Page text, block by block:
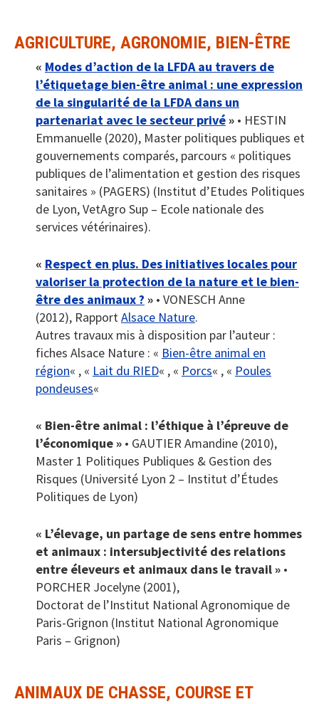
AGRICULTURE, AGRONOMIE, BIEN-ÊTRE
« Modes d’action de la LFDA au travers de
l’étiquetage bien-être animal : une expression
de la singularité de la LFDA dans un
partenariat avec le secteur privé» • HESTIN
Emmanuelle (2020), Master politiques publiques et
gouvernements comparés, parcours « politiques
publiques de l’alimentation et gestion des risques
sanitaires » (PAGERS) (Institut d’Etudes Politiques
de Lyon, VetAgro Sup – Ecole nationale des
services vétérinaires).
« Respect en plus. Des initiatives locales pour
valoriser la protection de la nature et le bien-
être des animaux ? » • VONESCH Anne
(2012), RapportAlsace Nature.
Autres travaux mis à disposition par l’auteur :
fiches Alsace Nature : « Bien-être animal en
région« , « Lait du RIED« , « Porcs« , « Poules
pondeuses«
« Bien-être animal : l’éthique à l’épreuve de
l’économique » • GAUTIER Amandine (2010),
Master 1 Politiques Publiques & Gestion des
Risques (Université Lyon 2 – Institut d’Études
Politiques de Lyon)
« L’élevage, un partage de sens entre hommes
et animaux : intersubjectivité des relations
entre éleveurs et animaux dans le travail » •
PORCHER Jocelyne (2001),
Doctorat de l’Institut National Agronomique de
Paris-Grignon (Institut National Agronomique
Paris – Grignon)
ANIMAUX DE CHASSE, COURSE ET